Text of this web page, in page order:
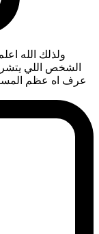
ولذلك الله
الشخص اللي
عرف اه عظم